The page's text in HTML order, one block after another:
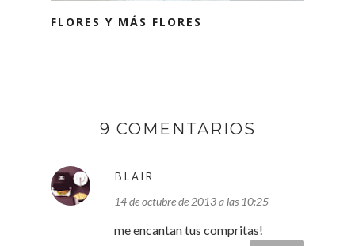
FLORES Y MÁS FLORES
9 COMENTARIOS
BLAIR
14 de octubre de 2013 a las 10:25
me encantan tus compritas!